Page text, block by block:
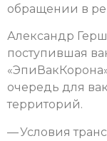
обращении в
Александр
поступившая
очередь для
территорий.
— Условия